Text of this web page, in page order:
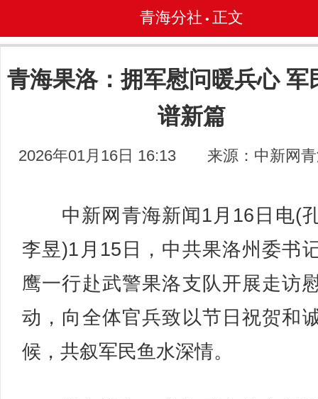
青海分社 • 正文
青海果洛：拥军慰问暖兵心 军
谱新篇
2026年01月16日 16:13 来源：中新网
中新网青海新闻1月16日电(
李昱)1月15日，中共果洛州委书
鹰一行赴武警果洛支队开展走访
动，向全体官兵致以节日祝贺和
候，共叙军民鱼水深情。